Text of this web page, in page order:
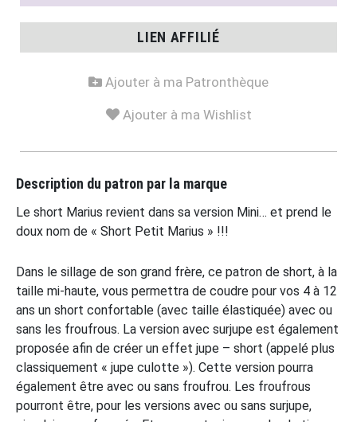
LIEN AFFILIÉ
Ajouter à ma Patronthèque
Ajouter à ma Wishlist
Description du patron par la marque
Le short Marius revient dans sa version Mini… et prend le
doux nom de « Short Petit Marius » !!!
Dans le sillage de son grand frère, ce patron de short, à la
taille mi-haute, vous permettra de coudre pour vos 4 à 12
ans un short confortable (avec taille élastiquée) avec ou
sans les froufrous. La version avec surjupe est également
proposée afin de créer un effet jupe – short (appelé plus
classiquement « jupe culotte »). Cette version pourra
également être avec ou sans froufrou. Les froufrous
pourront être, pour les versions avec ou sans surjupe,